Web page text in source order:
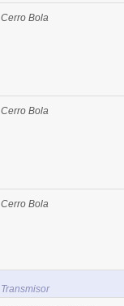
Cerro Bola
Cerro Bola
Cerro Bola
Transmisor